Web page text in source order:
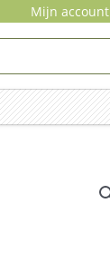
Mijn account